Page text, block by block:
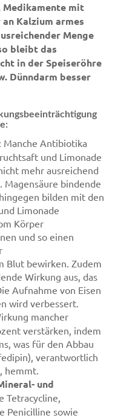
Medikamente mit
Kalzium armes
Menge
bleibt das
in der Speiseröhre
Dünndarm besser
: Manche Antibiotika
und Limonade
mehr ausreichend
bindende
bilden mit den
Limonade
Körper
und so einen
Blut bewirken. Zudem
Wirkung aus, das
Aufnahme von Eisen
wird verbessert.
mancher
verstärken, indem
was für den Abbau
verantwortlich
hemmt.
und
Tetracycline,
Penicilline sowie